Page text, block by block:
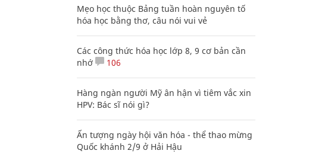
Mẹo học thuộc Bảng tuần hoàn nguyên tố
hóa học bằng thơ, câu nói vui vẻ
Các công thức hóa học lớp 8, 9 cơ bản cần
nhớ
106
Hàng ngàn người Mỹ ân hận vì tiêm vắc xin
HPV: Bác sĩ nói gì?
Ấn tượng ngày hội văn hóa - thể thao mừng
Quốc khánh 2/9 ở Hải Hậu